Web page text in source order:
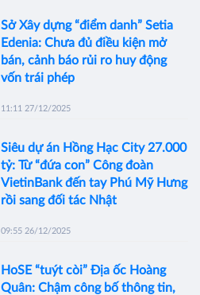
Sở Xây dựng “điểm danh” Setia
Edenia: Chưa đủ điều kiện mở
bán, cảnh báo rủi ro huy động
vốn trái phép
11:11 27/12/2025
Siêu dự án Hồng Hạc City 27.000
tỷ: Từ “đứa con” Công đoàn
VietinBank đến tay Phú Mỹ Hưng
rồi sang đối tác Nhật
09:55 26/12/2025
HoSE “tuýt còi” Địa ốc Hoàng
Quân: Chậm công bố thông tin,